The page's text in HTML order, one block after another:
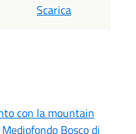
Scarica
con la mountain
Bosco di